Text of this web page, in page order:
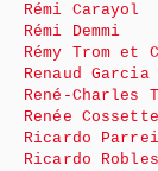
Rémi Carayol
Rémi Demmi
Rémy Trom
Renaud Garcia
René-Charles
Renée Cossette
Ricardo
Ricardo Robles